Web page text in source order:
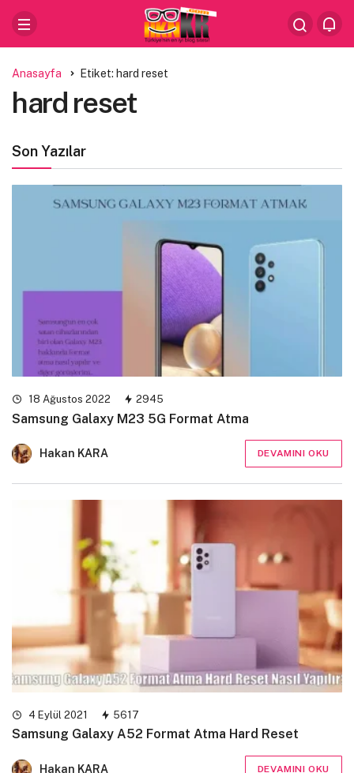
Anasayfa Etiket: hard reset
hard reset
Son Yazılar
18 Ağustos 2022 2945
Samsung Galaxy M23 5G Format Atma
Hakan KARA DEVAMINI OKU
4 Eylül 2021 5617
Samsung Galaxy A52 Format Atma Hard Reset
Hakan KARA DEVAMINI OKU